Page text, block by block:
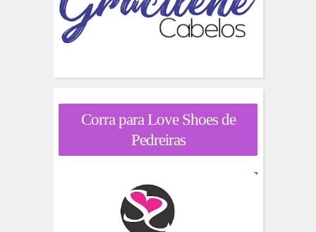
Corra para Love Shoes de
Pedreiras